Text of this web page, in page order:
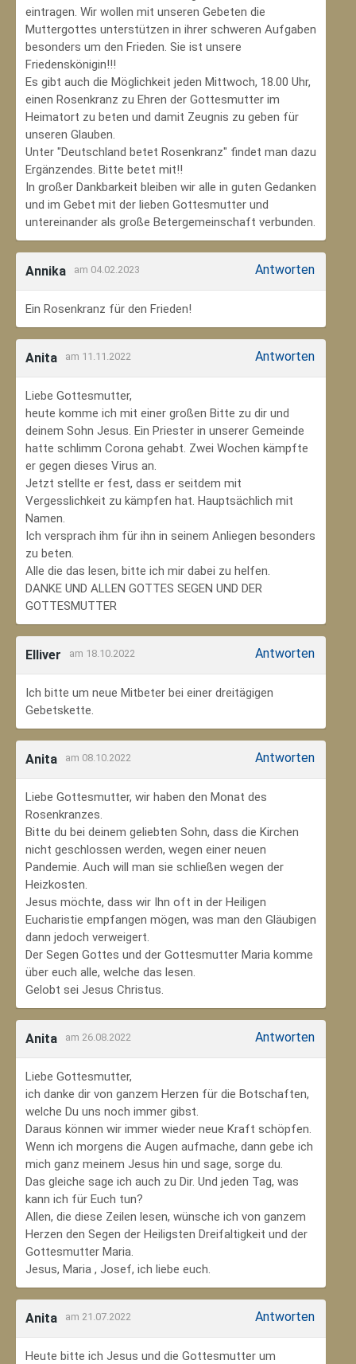
eintragen. Wir wollen mit unseren Gebeten die
Muttergottes unterstützen in ihrer schweren Aufgaben
besonders um den Frieden. Sie ist unsere
Friedenskönigin!!!
Es gibt auch die Möglichkeit jeden Mittwoch, 18.00 Uhr,
einen Rosenkranz zu Ehren der Gottesmutter im
Heimatort zu beten und damit Zeugnis zu geben für
unseren Glauben.
Unter "Deutschland betet Rosenkranz" findet man dazu
Ergänzendes. Bitte betet mit!!
In großer Dankbarkeit bleiben wir alle in guten Gedanken
und im Gebet mit der lieben Gottesmutter und
untereinander als große Betergemeinschaft verbunden.
Annika am 04.02.2023 Antworten
Ein Rosenkranz für den Frieden!
Anita am 11.11.2022 Antworten
Liebe Gottesmutter,
heute komme ich mit einer großen Bitte zu dir und
deinem Sohn Jesus. Ein Priester in unserer Gemeinde
hatte schlimm Corona gehabt. Zwei Wochen kämpfte
er gegen dieses Virus an.
Jetzt stellte er fest, dass er seitdem mit
Vergesslichkeit zu kämpfen hat. Hauptsächlich mit
Namen.
Ich versprach ihm für ihn in seinem Anliegen besonders
zu beten.
Alle die das lesen, bitte ich mir dabei zu helfen.
DANKE UND ALLEN GOTTES SEGEN UND DER
GOTTESMUTTER
Elliver am 18.10.2022 Antworten
Ich bitte um neue Mitbeter bei einer dreitägigen
Gebetskette.
Anita am 08.10.2022 Antworten
Liebe Gottesmutter, wir haben den Monat des
Rosenkranzes.
Bitte du bei deinem geliebten Sohn, dass die Kirchen
nicht geschlossen werden, wegen einer neuen
Pandemie. Auch will man sie schließen wegen der
Heizkosten.
Jesus möchte, dass wir Ihn oft in der Heiligen
Eucharistie empfangen mögen, was man den Gläubigen
dann jedoch verweigert.
Der Segen Gottes und der Gottesmutter Maria komme
über euch alle, welche das lesen.
Gelobt sei Jesus Christus.
Anita am 26.08.2022 Antworten
Liebe Gottesmutter,
ich danke dir von ganzem Herzen für die Botschaften,
welche Du uns noch immer gibst.
Daraus können wir immer wieder neue Kraft schöpfen.
Wenn ich morgens die Augen aufmache, dann gebe ich
mich ganz meinem Jesus hin und sage, sorge du.
Das gleiche sage ich auch zu Dir. Und jeden Tag, was
kann ich für Euch tun?
Allen, die diese Zeilen lesen, wünsche ich von ganzem
Herzen den Segen der Heiligsten Dreifaltigkeit und der
Gottesmutter Maria.
Jesus, Maria , Josef, ich liebe euch.
Anita am 21.07.2022 Antworten
Heute bitte ich Jesus und die Gottesmutter um